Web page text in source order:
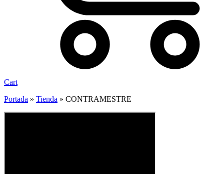
Cart
Portada » Tienda » CONTRAMESTRE